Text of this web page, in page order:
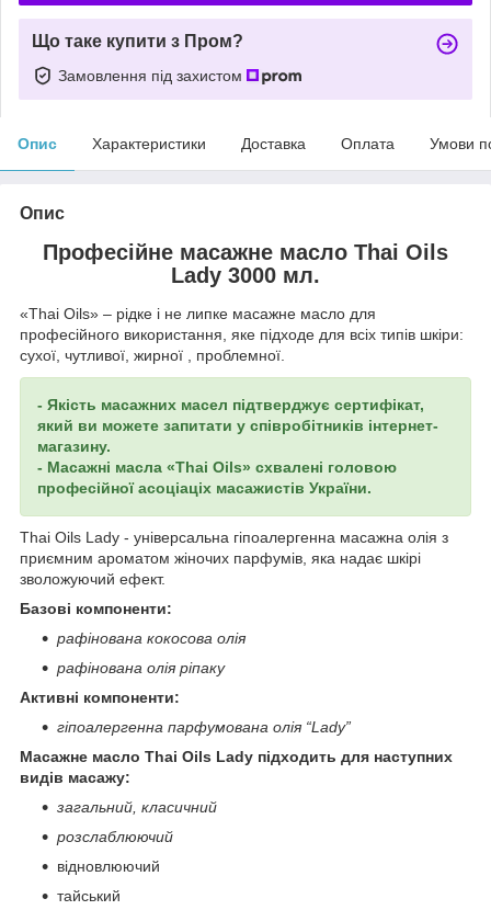
Що таке купити з Пром?
Замовлення під захистом
Опис Характеристики Доставка Оплата Умови
Опис
Професійне масажне масло Thai Oils
Lady 3000 мл.
«Thai Oils» – рідке і не липке масажне масло для
професійного використання, яке підходе для всіх типів шкіри:
сухої, чутливої, жирної , проблемної.
- Якість масажних масел підтверджує сертифікат,
який ви можете запитати у співробітників інтернет-
магазину.
- Масажні масла «Thai Oils» схвалені головою
професійної асоціаціх масажистів України.
Thai Oils Lady - універсальна гіпоалергенна масажна олія з
приємним ароматом жіночих парфумів, яка надає шкірі
зволожуючий ефект.
Базові компоненти:
рафінована кокосова олія
рафінована олія ріпаку
Активні компоненти:
гіпоалергенна парфумована олія “Lady”
Масажне масло Thai Oils Lady підходить для наступних
видів масажу:
загальний, класичний
розслаблюючий
відновлюючий
тайський